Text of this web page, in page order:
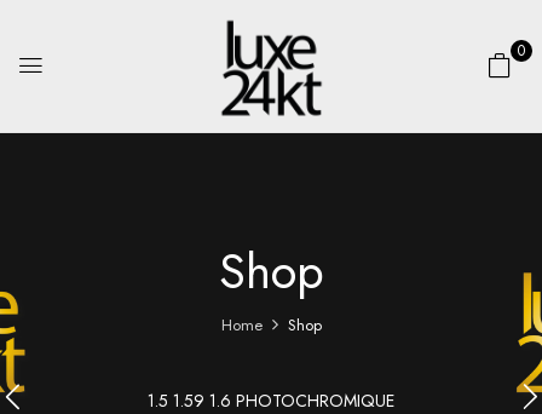
0
Shop
Home Shop
1.5 1.59 1.6 PHOTOCHROMIQUE